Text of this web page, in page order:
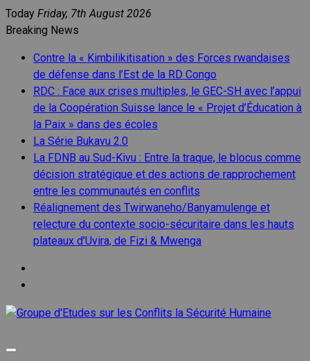
Skip
to
Today Friday, 7th August 2026
Breaking News
Contre la « Kimbilikitisation » des Forces rwandaises
de défense dans l’Est de la RD Congo
RDC : Face aux crises multiples, le GEC-SH avec l’appui
de la Coopération Suisse lance le « Projet d’Éducation à
la Paix » dans des écoles
La Série Bukavu 2.0
La FDNB au Sud-Kivu : Entre la traque, le blocus comme
décision stratégique et des actions de rapprochement
entre les communautés en conflits
Réalignement des Twirwaneho/Banyamulenge et
relecture du contexte socio-sécuritaire dans les hauts
plateaux d’Uvira, de Fizi & Mwenga